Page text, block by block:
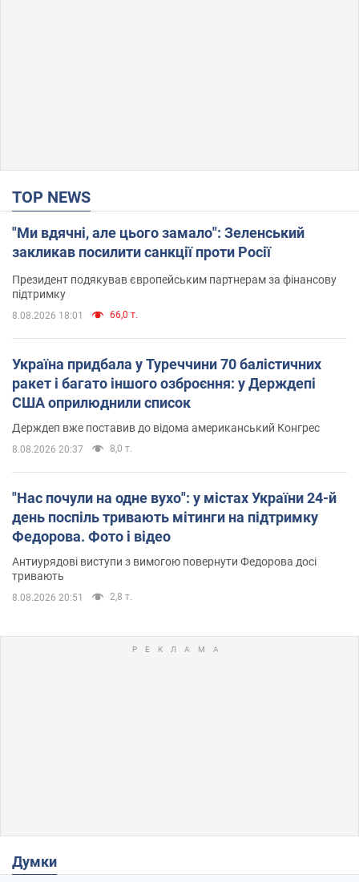
TOP NEWS
"Ми вдячні, але цього замало": Зеленський
закликав посилити санкції проти Росії
Президент подякував європейським партнерам за фінансову
підтримку
8.08.2026 18:01 66,0 т.
Україна придбала у Туреччини 70 балістичних
ракет і багато іншого озброєння: у Держдепі
США оприлюднили список
Держдеп вже поставив до відома американський Конгрес
8.08.2026 20:37 8,0 т.
"Нас почули на одне вухо": у містах України 24-й
день поспіль тривають мітинги на підтримку
Федорова. Фото і відео
Антиурядові виступи з вимогою повернути Федорова досі
тривають
8.08.2026 20:51 2,8 т.
Думки